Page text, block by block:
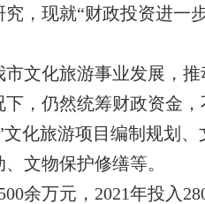
，现就“财政投资进一
化旅游事业发展，推
，仍然统筹财政资金
文化旅游项目编制规划
文物保护修缮等。
余万元，2021年投入